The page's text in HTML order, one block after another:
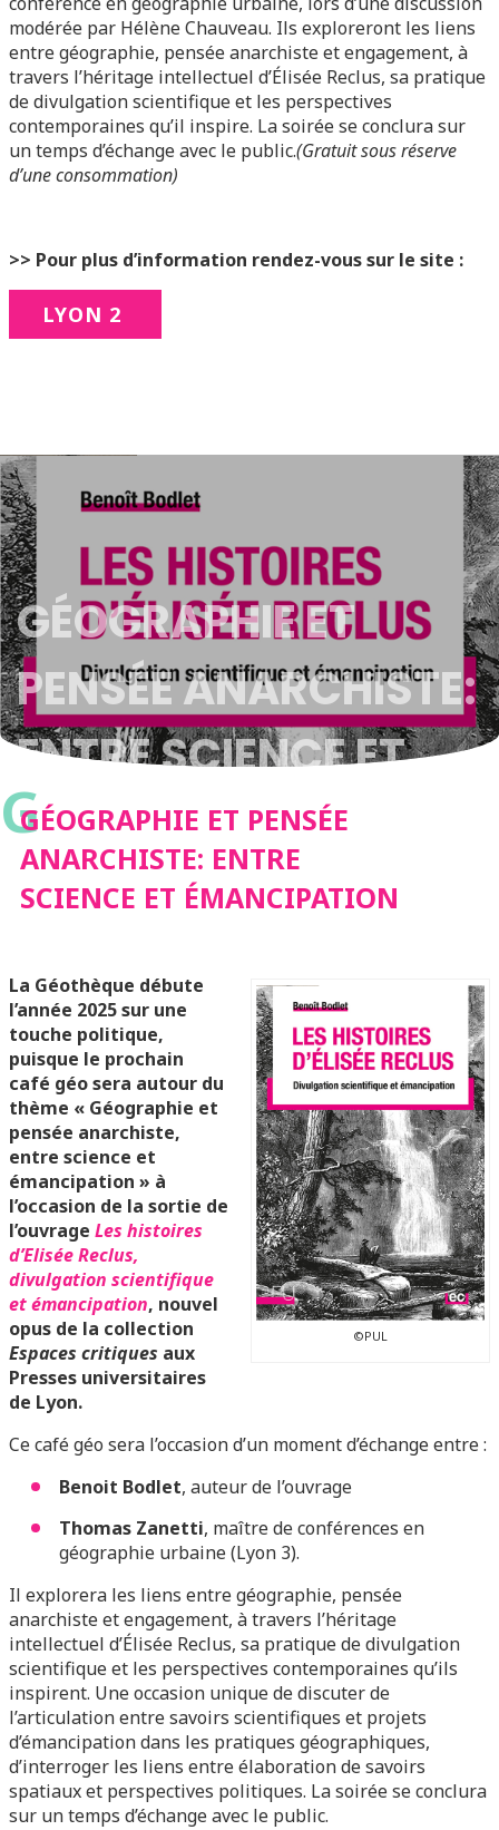
modérée par Hélène Chauveau. Ils exploreront les liens
entre géographie, pensée anarchiste et engagement, à
travers l’héritage intellectuel d’Élisée Reclus, sa pratique
de divulgation scientifique et les perspectives
contemporaines qu’il inspire. La soirée se conclura sur
un temps d’échange avec le public.(Gratuit sous réserve
d’une consommation)
>> Pour plus d’information rendez-vous sur le site :
LYON 2
GÉOGRAPHIE ET
PENSÉE ANARCHISTE:
ENTRE SCIENCE ET
ÉMANCIPATION
GGÉOGRAPHIE ET PENSÉE
ANARCHISTE: ENTRE
SCIENCE ET ÉMANCIPATION
©PUL
La Géothèque débute
l’année 2025 sur une
touche politique,
puisque le prochain
café géo sera autour du
thème « Géographie et
pensée anarchiste,
entre science et
émancipation » à
l’occasion de la sortie de
l’ouvrage Les histoires
d’Elisée Reclus,
divulgation scientifique
et émancipation, nouvel
opus de la collection
Espaces critiques aux
Presses universitaires
de Lyon.
Ce café géo sera l’occasion d’un moment d’échange entre :
Benoit Bodlet, auteur de l’ouvrage
Thomas Zanetti, maître de conférences en
géographie urbaine (Lyon 3).
Il explorera les liens entre géographie, pensée
anarchiste et engagement, à travers l’héritage
intellectuel d’Élisée Reclus, sa pratique de divulgation
scientifique et les perspectives contemporaines qu’ils
inspirent. Une occasion unique de discuter de
l’articulation entre savoirs scientifiques et projets
d’émancipation dans les pratiques géographiques,
d’interroger les liens entre élaboration de savoirs
spatiaux et perspectives politiques. La soirée se conclura
sur un temps d’échange avec le public.